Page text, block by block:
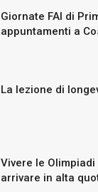
Giornate FAI di
appuntamenti a
La lezione di
Vivere le
arrivare in alta